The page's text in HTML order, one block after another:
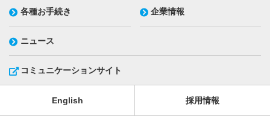
各種お手続き 企業情報
ニュース
コミュニケーションサイト
English 採用情報